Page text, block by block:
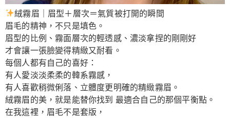
絨霧眉｜眉型＋層次＝氣質被打開的瞬間
眉毛的精神，不只是填色。
眉型的比例、霧面層次的輕透感、濃淡拿捏的剛剛好
才會讓一張臉變得精緻又耐看。
每個人都有自己的喜好：
有人愛淡淡柔柔的韓系霧感，
有人喜歡稍微俐落、立體度更明確的精緻霧眉。
絨霧眉的美，就是能替你找到 最適合自己的那個平衡點。
在我這裡，眉毛不是套版，